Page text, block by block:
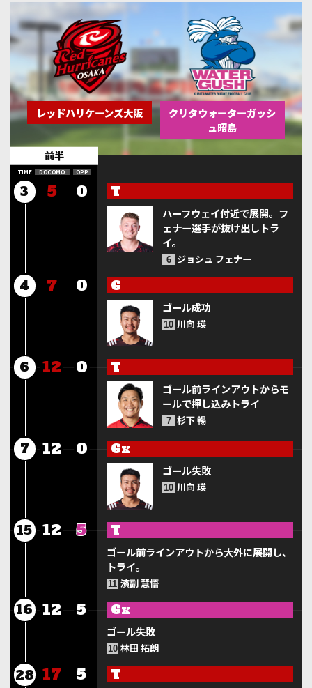
レッドハリケーンズ大阪
クリタウォーターガッシ
ュ昭島
前半
3 5 0 T
ハーフウェイ付近で展開。フ
ェナー選手が抜け出しトラ
イ。
6 ジョシュ フェナー
4 7 0 G
ゴール成功
10 川向 瑛
6 12 0 T
ゴール前ラインアウトからモ
ールで押し込みトライ
7 杉下 暢
7 12 0 Gx
ゴール失敗
10 川向 瑛
15 12 5 T
ゴール前ラインアウトから大外に展開し、
トライ。
11 濱副 慧悟
16 12 5 Gx
ゴール失敗
10 林田 拓朗
28 17 5 T